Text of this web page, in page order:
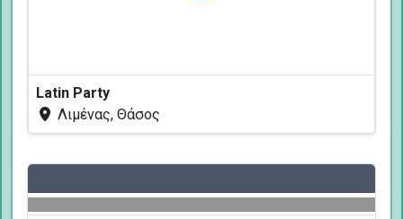
Latin Party
Λιμένας, Θάσος